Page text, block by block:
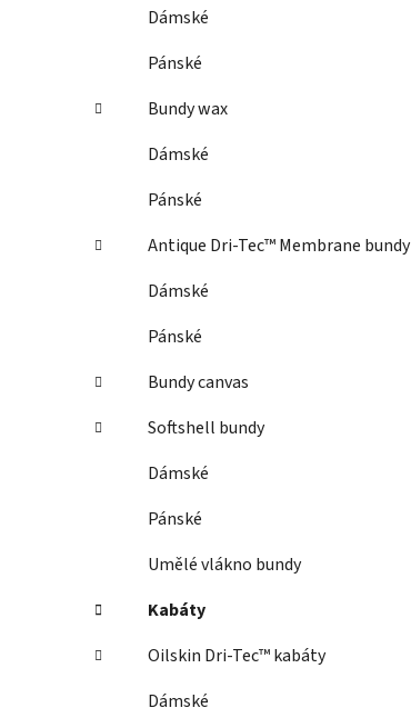
a
Dámské
Pánské
Bundy wax
Dámské
Pánské
Antique Dri-Tec™ Membrane bundy
Dámské
Pánské
Bundy canvas
Softshell bundy
Dámské
Pánské
Umělé vlákno bundy
Kabáty
Oilskin Dri-Tec™ kabáty
Dámské